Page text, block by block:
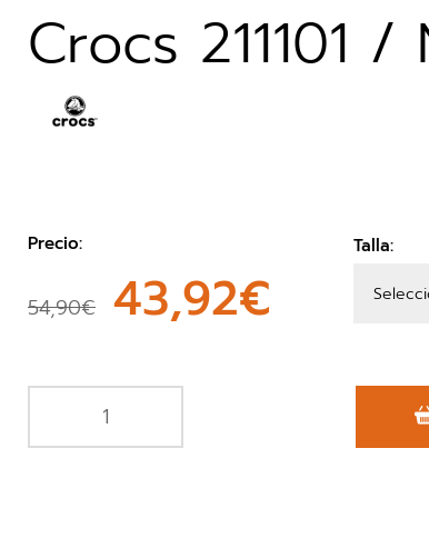
Crocs 211101 /
Precio:
54,90€ 43,92€
Talla: